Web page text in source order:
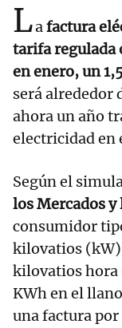
Lafactura
tarifa regulada
en enero, un
será alrededor
ahora un año
electricidad en
Según el
los Mercados
consumidor
kilovatios (kW)
kilovatios hora
KWh en el
una factura